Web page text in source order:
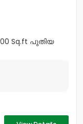
Sq.ft പുതിയ